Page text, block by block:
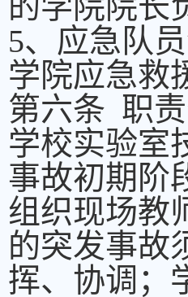
5、应急队
学院应急救
第六条 职
学校实验室
事故初期阶
组织现场教
的突发事故
挥、协调；